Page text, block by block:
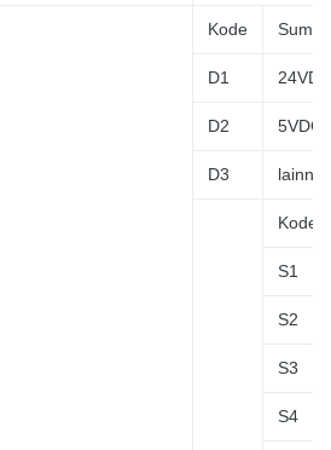
Kode
D1 24VDC
D2 5VDC
D3 lainnya
Kode
S1
S2
S3
S4